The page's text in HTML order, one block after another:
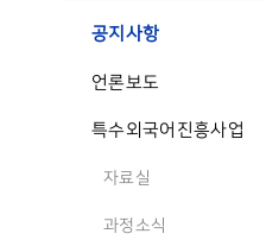
공지사항
언론보도
특수외국어진흥사업
자료실
과정소식